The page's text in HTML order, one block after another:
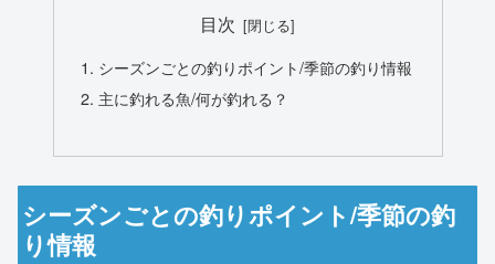
目次
シーズンごとの釣りポイント/季節の釣り情報
主に釣れる魚/何が釣れる？
シーズンごとの釣りポイント/季節の釣
り情報